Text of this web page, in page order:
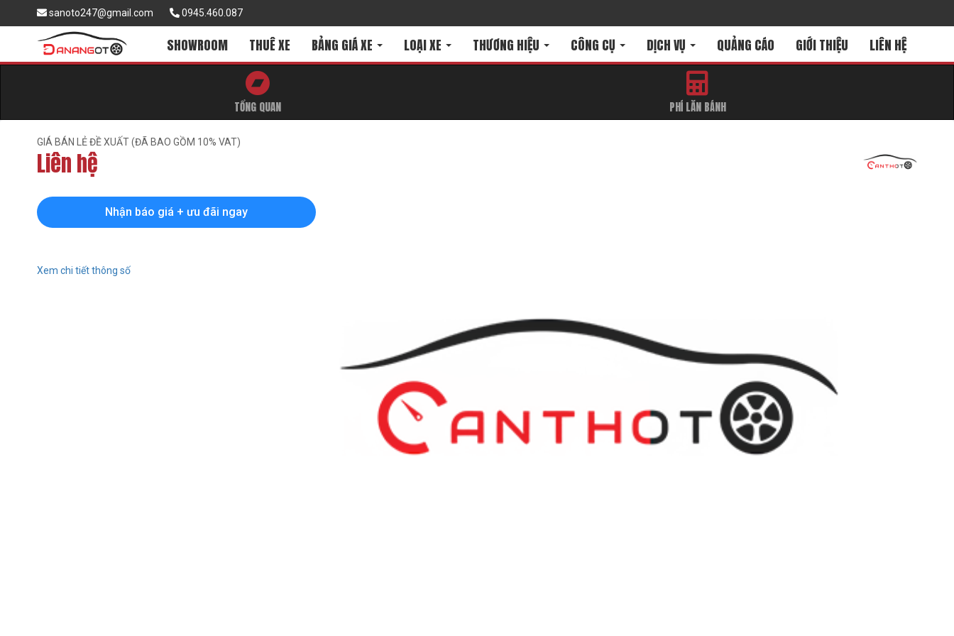
sanoto247@gmail.com 0945.460.087
SHOWROOM THUÊ XE BẢNG GIÁ XE LOẠI XE THƯƠNG HIỆU CÔNG CỤ DỊCH VỤ QUẢNG CÁO GIỚI THIỆU LIÊN HỆ
TỔNG QUAN PHÍ LĂN BÁNH
GIÁ BÁN LẺ ĐỀ XUẤT (ĐÃ BAO GỒM 10% VAT)
Liên hệ
Nhận báo giá + ưu đãi ngay
Xem chi tiết thông số